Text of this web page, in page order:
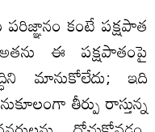
కంటే పక్షపాత
అతను ఈ పక్షపాతంపై
మానుకోలేదు; ఇది
తీర్పు రాస్తున్న